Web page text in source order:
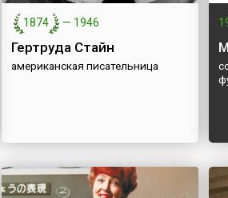
1874 — 1946
Гертруда Стайн
американская писательница